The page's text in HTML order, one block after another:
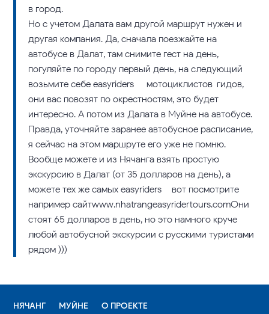
в город.
Но с учетом Далата вам другой маршрут нужен и
другая компания. Да, сначала поезжайте на
автобусе в Далат, там снимите гест на день,
погуляйте по городу первый день, на следующий
возьмите себе easyriders – мотоциклистов-гидов,
они вас повозят по окрестностям, это будет
интересно. А потом из Далата в Муйне на автобусе.
Правда, уточняйте заранее автобусное расписание,
я сейчас на этом маршруте его уже не помню.
Вообще можете и из Нячанга взять простую
экскурсию в Далат (от 35 долларов на день), а
можете тех же самых easyriders – вот посмотрите
например сайтwww.nhatrangeasyridertours.comОни
стоят 65 долларов в день, но это намного круче
любой автобусной экскурсии с русскими туристами
рядом )))
НЯЧАНГ МУЙНЕ О ПРОЕКТЕ